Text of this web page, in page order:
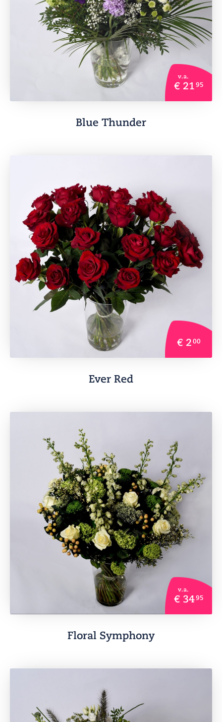
v.a.
€ 2195
Blue Thunder
€ 200
Ever Red
v.a.
€ 3495
Floral Symphony